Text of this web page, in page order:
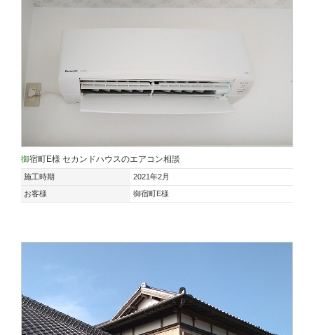
御宿町E様 セカンドハウスのエアコン相談
施工時期
2021年2月
お客様
御宿町E様